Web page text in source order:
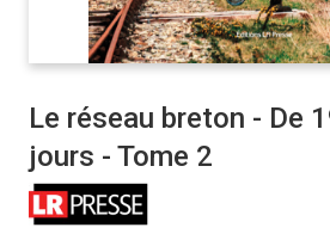
Le réseau breton - De
jours - Tome 2